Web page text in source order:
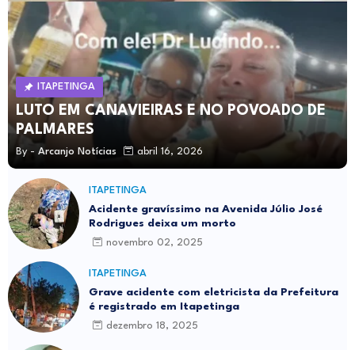
ITAPETINGA
LUTO EM CANAVIEIRAS E NO POVOADO DE
PALMARES
By - Arcanjo Notícias abril 16, 2026
ITAPETINGA
Acidente gravíssimo na Avenida Júlio José
Rodrigues deixa um morto
novembro 02, 2025
ITAPETINGA
Grave acidente com eletricista da Prefeitura
é registrado em Itapetinga
dezembro 18, 2025